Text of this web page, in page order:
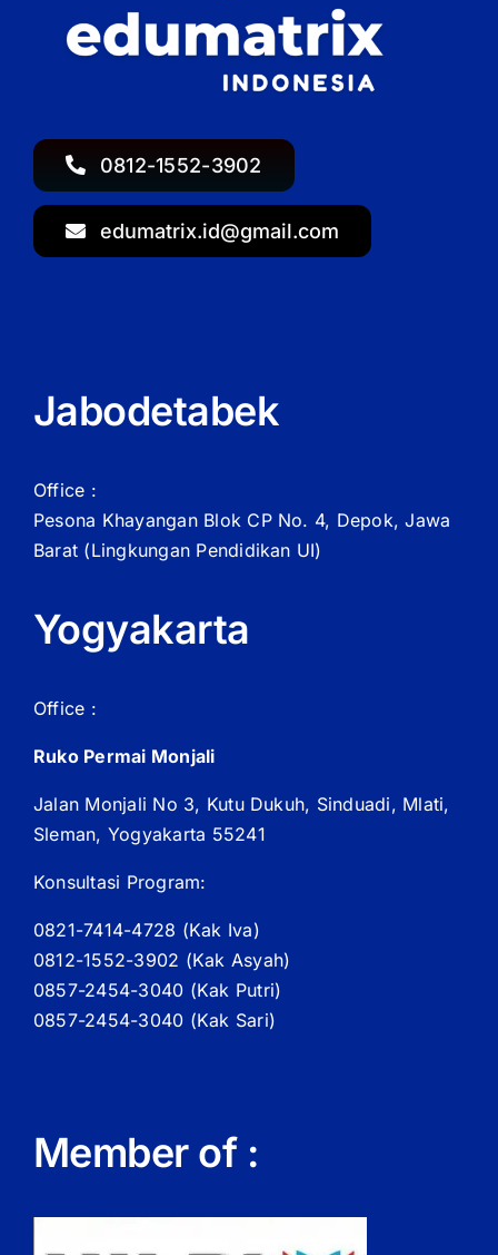
0812-1552-3902
edumatrix.id@gmail.com
Jabodetabek
Office :
Pesona Khayangan Blok CP No. 4, Depok, Jawa
Barat (Lingkungan Pendidikan UI)
Yogyakarta
Office :
Ruko Permai Monjali
Jalan Monjali No 3, Kutu Dukuh, Sinduadi, Mlati,
Sleman, Yogyakarta 55241
Konsultasi Program:
0821-7414-4728 (Kak Iva)
0812-1552-3902 (Kak Asyah)
0857-2454-3040 (Kak Putri)
0857-2454-3040 (Kak Sari)
Member of :